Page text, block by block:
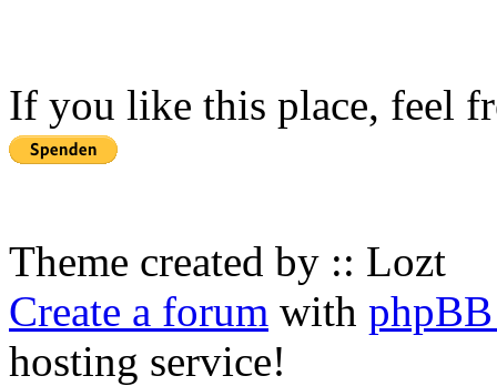
If you like this place, feel
Theme created by :: Lozt
Create a forum with
hosting service!